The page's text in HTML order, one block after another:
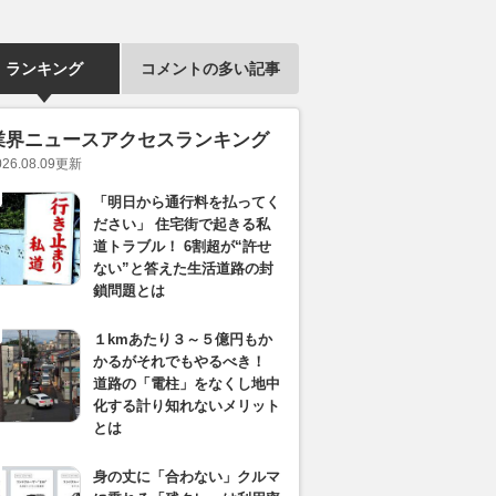
ランキング コメントの多い記事
界ニュースアクセスランキング
更新
「明日から通行料を払ってく
ださい」 住宅街で起きる私
道トラブル！ 6割超が“許せ
ない”と答えた生活道路の封
鎖問題とは
１kmあたり３～５億円もか
かるがそれでもやるべき！
道路の「電柱」をなくし地中
化する計り知れないメリット
とは
身の丈に「合わない」クルマ